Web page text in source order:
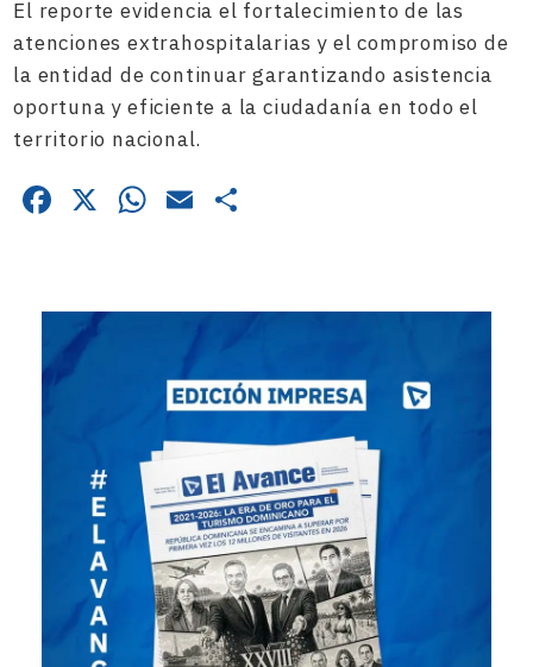
El reporte evidencia el fortalecimiento de las
atenciones extrahospitalarias y el compromiso de
la entidad de continuar garantizando asistencia
oportuna y eficiente a la ciudadanía en todo el
territorio nacional.
Facebook
X WhatsApp
Email